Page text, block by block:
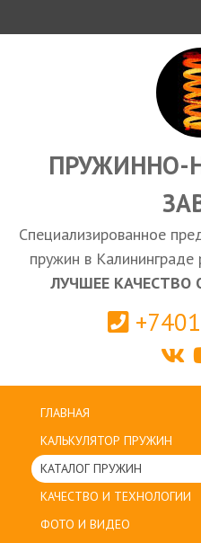
ПРУЖИННО-
Специализированное
пружин в Калининграде
ЛУЧШЕЕ КАЧЕСТВО
ГЛАВНАЯ
КАЛЬКУЛЯТОР ПРУЖИН
КАТАЛОГ ПРУЖИН
КАЧЕСТВО И ТЕХНОЛОГИИ
ФОТО И ВИДЕО